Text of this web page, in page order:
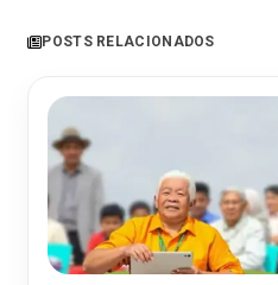
POSTS RELACIONADOS